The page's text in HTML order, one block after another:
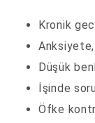
Kronik
Anksiyete,
Düşük
İşinde
Öfke